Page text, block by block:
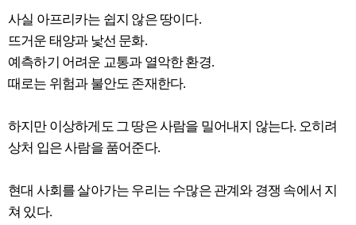
사실 아프리카는 쉽지 않은 땅이다.
뜨거운 태양과 낯선 문화.
예측하기 어려운 교통과 열악한 환경.
때로는 위험과 불안도 존재한다.
하지만 이상하게도 그 땅은 사람을 밀어내지 않는다. 오히려
상처 입은 사람을 품어준다.
현대 사회를 살아가는 우리는 수많은 관계와 경쟁 속에서 지
쳐 있다.